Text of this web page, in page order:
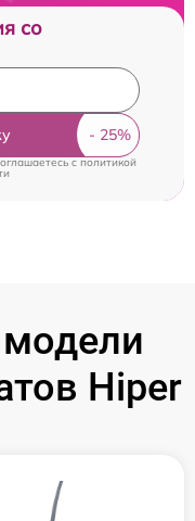
со
cполитикой
Hiper